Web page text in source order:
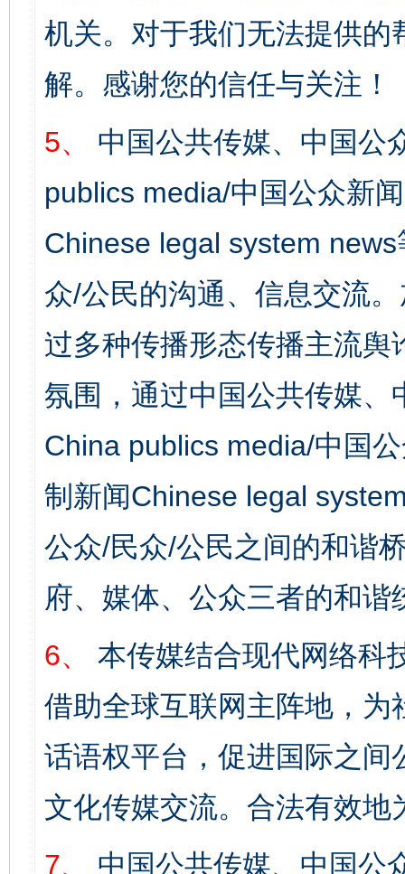
机关。对于我们无法提供
解。感谢您的信任与关注！
5、
中国公共传媒、中国公
publics media/中国公众新
Chinese legal system
众/公民的沟通、信息交流
过多种传播形态传播主流
氛围，通过中国公共传媒
China publics media/中国
制新闻Chinese legal
公众/民众/公民之间的和谐
府、媒体、公众三者的和谐
6、
本传媒结合现代网络科
借助全球互联网主阵地，
话语权平台，促进国际之
文化传媒交流。合法有效地
7、
中国公共传媒、中国公